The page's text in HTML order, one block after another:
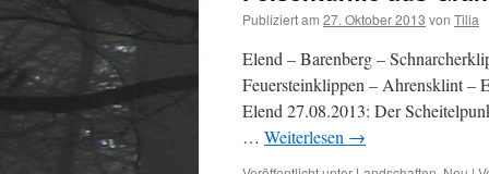
Publiziert am 27. Oktober 2013 von Tilia
Elend – Barenberg –
Feuersteinklippen – Ahrensklint –
Elend 27.08.2013: Der
… Weiterlesen →